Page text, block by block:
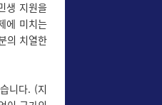
생 지원을
에 미치는
의 치열한
니다. (지